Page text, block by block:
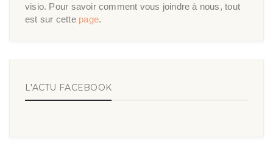
visio. Pour savoir comment vous joindre à nous, tout
est sur cette page.
L'ACTU FACEBOOK